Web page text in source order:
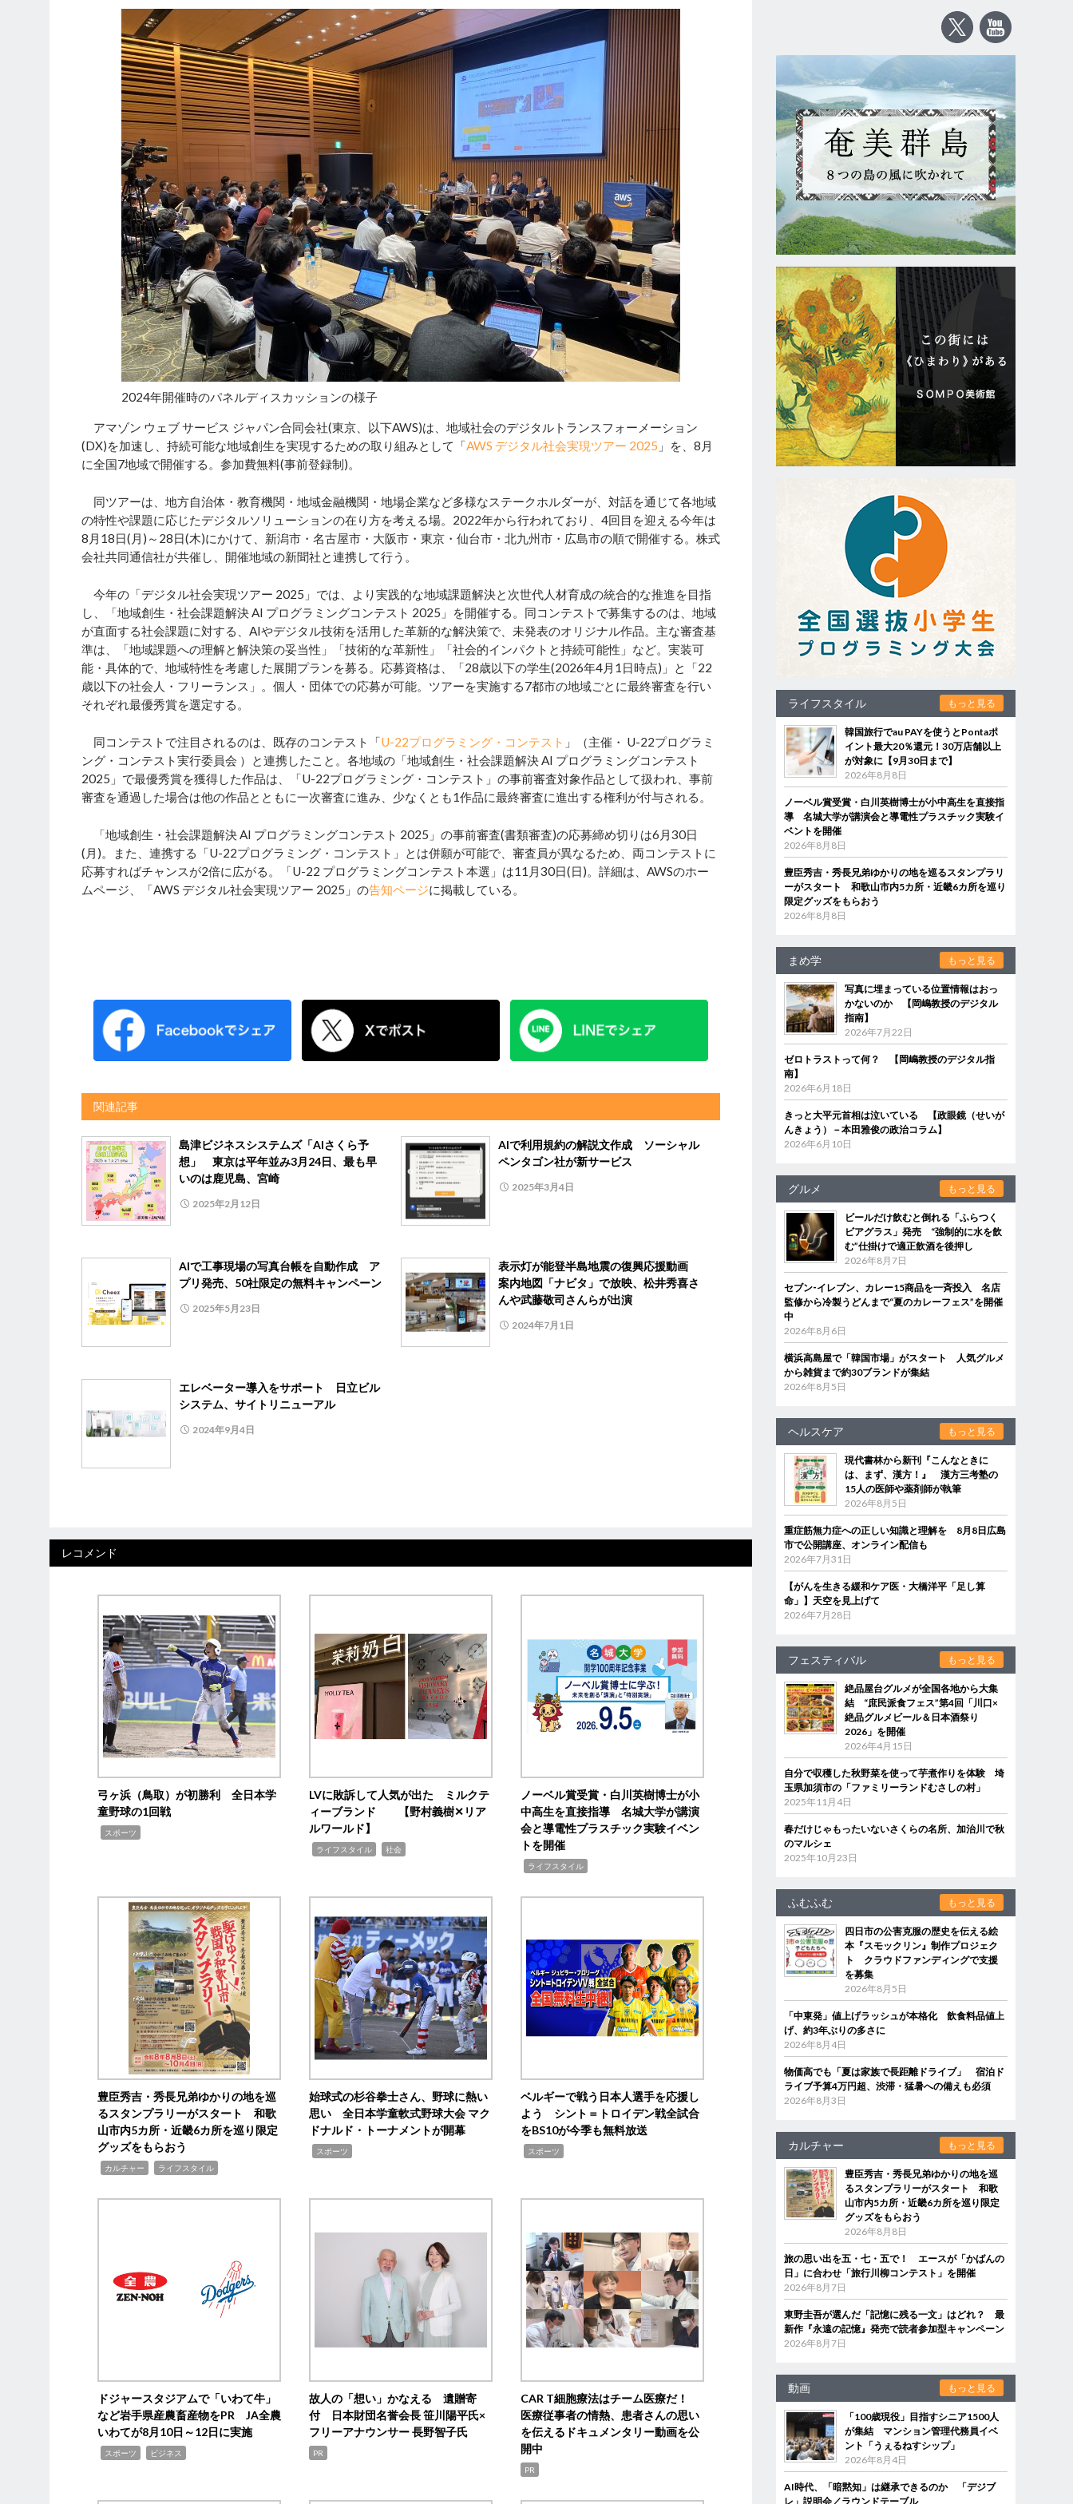
2024年開催時のパネルディスカッションの様子
アマゾン ウェブ サービス ジャパン合同会社(東京、以下AWS)は、地域社会のデジタルトランスフォーメーション
(DX)を加速し、持続可能な地域創生を実現するための取り組みとして「AWS デジタル社会実現ツアー 2025 」を、8月
に全国7地域で開催する。参加費無料(事前登録制)。
同ツアーは、地方自治体・教育機関・地域金融機関・地場企業など多様なステークホルダーが、対話を通じて各地域
の特性や課題に応じたデジタルソリューションの在り方を考える場。2022年から行われており、4回目を迎える今年は
8月18日(月)～28日(木)にかけて、新潟市・名古屋市・大阪市・東京・仙台市・北九州市・広島市の順で開催する。株式
会社共同通信社が共催し、開催地域の新聞社と連携して行う。
今年の「デジタル社会実現ツアー 2025」では、より実践的な地域課題解決と次世代人材育成の統合的な推進を目指
し、「地域創生・社会課題解決 AI プログラミングコンテスト 2025」を開催する。同コンテストで募集するのは、地域
が直面する社会課題に対する、AIやデジタル技術を活用した革新的な解決策で、未発表のオリジナル作品。主な審査基
準は、「地域課題への理解と解決策の妥当性」「技術的な革新性」「社会的インパクトと持続可能性」など。実装可
能・具体的で、地域特性を考慮した展開プランを募る。応募資格は、「28歳以下の学生(2026年4月1日時点)」と「22
歳以下の社会人・フリーランス」。個人・団体での応募が可能。ツアーを実施する7都市の地域ごとに最終審査を行い
それぞれ最優秀賞を選定する。
同コンテストで注目されるのは、既存のコンテスト「U-22プログラミング・コンテスト 」（主催・ U-22プログラミ
ング・コンテスト実行委員会 ）と連携したこと。各地域の「地域創生・社会課題解決 AI プログラミングコンテスト
2025」で最優秀賞を獲得した作品は、「U-22プログラミング・コンテスト」の事前審査対象作品として扱われ、事前
審査を通過した場合は他の作品とともに一次審査に進み、少なくとも1作品に最終審査に進出する権利が付与される。
「地域創生・社会課題解決 AI プログラミングコンテスト 2025」の事前審査(書類審査)の応募締め切りは6月30日
(月)。また、連携する「U-22プログラミング・コンテスト」とは併願が可能で、審査員が異なるため、両コンテストに
応募すればチャンスが2倍に広がる。「U-22 プログラミングコンテスト本選」は11月30日(日)。詳細は、AWSのホー
ムページ、「AWS デジタル社会実現ツアー 2025」の告知ページに掲載している。
関連記事
島津ビジネスシステムズ「AIさくら予
想」 東京は平年並み3月24日、最も早
いのは鹿児島、宮崎
2025年2月12日
AIで利用規約の解説文作成 ソーシャル
ペンタゴン社が新サービス
2025年3月4日
AIで工事現場の写真台帳を自動作成 ア
プリ発売、50社限定の無料キャンペーン
2025年5月23日
表示灯が能登半島地震の復興応援動画
案内地図「ナビタ」で放映、松井秀喜さ
んや武藤敬司さんらが出演
2024年7月1日
エレベーター導入をサポート 日立ビル
システム、サイトリニューアル
2024年9月4日
レコメンド
弓ヶ浜（鳥取）が初勝利 全日本学
童野球の1回戦
スポーツ
LVに敗訴して人気が出た ミルクテ
ィーブランド 【野村義樹✕リア
ルワールド】
ライフスタイル 社会
ノーベル賞受賞・白川英樹博士が小
中高生を直接指導 名城大学が講演
会と導電性プラスチック実験イベン
トを開催
ライフスタイル
豊臣秀吉・秀長兄弟ゆかりの地を巡
るスタンプラリーがスタート 和歌
山市内5カ所・近畿6カ所を巡り限定
グッズをもらおう
カルチャー ライフスタイル
始球式の杉谷拳士さん、野球に熱い
思い 全日本学童軟式野球大会 マク
ドナルド・トーナメントが開幕
スポーツ
ベルギーで戦う日本人選手を応援し
よう シント＝トロイデン戦全試合
をBS10が今季も無料放送
スポーツ
ドジャースタジアムで「いわて牛」
など岩手県産農畜産物をPR JA全農
いわてが8月10日～12日に実施
スポーツ ビジネス
故人の「想い」かなえる 遺贈寄
付 日本財団名誉会長 笹川陽平氏×
フリーアナウンサー 長野智子氏
PR
CAR T細胞療法はチーム医療だ！
医療従事者の情熱、患者さんの思い
を伝えるドキュメンタリー動画を公
開中
PR
ライフスタイル もっと見る
韓国旅行でau PAYを使うとPontaポ
イント最大20％還元！30万店舗以上
が対象に【9月30日まで】
2026年8月8日
ノーベル賞受賞・白川英樹博士が小中高生を直接指
導 名城大学が講演会と導電性プラスチック実験イ
ベントを開催
2026年8月8日
豊臣秀吉・秀長兄弟ゆかりの地を巡るスタンプラリ
ーがスタート 和歌山市内5カ所・近畿6カ所を巡り
限定グッズをもらおう
2026年8月8日
まめ学 もっと見る
写真に埋まっている位置情報はおっ
かないのか 【岡嶋教授のデジタル
指南】
2026年7月22日
ゼロトラストって何？ 【岡嶋教授のデジタル指
南】
2026年6月18日
きっと大平元首相は泣いている 【政眼鏡（せいが
んきょう）－本田雅俊の政治コラム】
2026年6月10日
グルメ もっと見る
ビールだけ飲むと倒れる「ふらつく
ビアグラス」発売 “強制的に水を飲
む”仕掛けで適正飲酒を後押し
2026年8月7日
セブン‐イレブン、カレー15商品を一斉投入 名店
監修から冷製うどんまで“夏のカレーフェス”を開催
中
2026年8月6日
横浜高島屋で「韓国市場」がスタート 人気グルメ
から雑貨まで約30ブランドが集結
2026年8月5日
ヘルスケア もっと見る
現代書林から新刊『こんなときに
は、まず、漢方！』 漢方三考塾の
15人の医師や薬剤師が執筆
2026年8月5日
重症筋無力症への正しい知識と理解を 8月8日広島
市で公開講座、オンライン配信も
2026年7月31日
【がんを生きる緩和ケア医・大橋洋平「足し算
命」】天空を見上げて
2026年7月28日
フェスティバル もっと見る
絶品屋台グルメが全国各地から大集
結 “庶民派食フェス”第4回「川口×
絶品グルメビール＆日本酒祭り
2026」を開催
2026年4月15日
自分で収穫した秋野菜を使って芋煮作りを体験 埼
玉県加須市の「ファミリーランドむさしの村」
2025年11月4日
春だけじゃもったいないさくらの名所、加治川で秋
のマルシェ
2025年10月23日
ふむふむ もっと見る
四日市の公害克服の歴史を伝える絵
本『スモックリン』制作プロジェク
ト クラウドファンディングで支援
を募集
2026年8月5日
「中東発」値上げラッシュが本格化 飲食料品値上
げ、約3年ぶりの多さに
2026年8月4日
物価高でも「夏は家族で長距離ドライブ」 宿泊ド
ライブ予算4万円超、渋滞・猛暑への備えも必須
2026年8月3日
カルチャー もっと見る
豊臣秀吉・秀長兄弟ゆかりの地を巡
るスタンプラリーがスタート 和歌
山市内5カ所・近畿6カ所を巡り限定
グッズをもらおう
2026年8月8日
旅の思い出を五・七・五で！ エースが「かばんの
日」に合わせ「旅行川柳コンテスト」を開催
2026年8月7日
東野圭吾が選んだ「記憶に残る一文」はどれ？ 最
新作『永遠の記憶』発売で読者参加型キャンペーン
2026年8月7日
動画 もっと見る
「100歳現役」目指すシニア1500人
が集結 マンション管理代務員イベ
ント「うぇるねすシップ」
2026年8月4日
AI時代、「暗黙知」は継承できるのか 「デジブ
レ」説明会／ラウンドテーブル